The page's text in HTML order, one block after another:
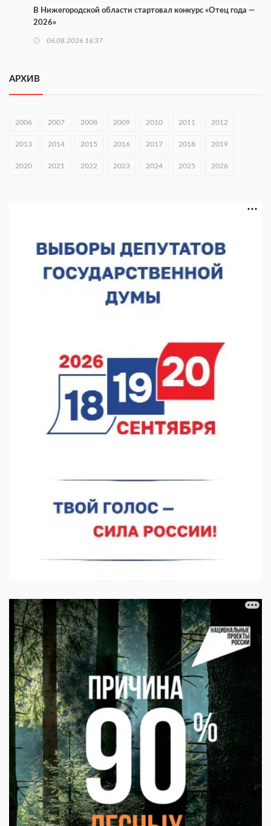
В Нижегородской области стартовал конкурс «Отец года —
2026»
06.08.2026 16:37
раза
06.08.2026 15:26
Видели ночь, бежали всю ночь... На Нижневолжской
набережной прошел необычный забег
Нижегородские хирурги выполнили трансоральную
операцию на щитовидной железе
06.08.2026 15:03
Более 30 нижегородцев прошли обучение для соцконтракта
06.08.2026 14:46
АРХИВ
2006 2007 2008 2009 2010 2011 2012
2013 2014 2015 2016 2017 2018 2019
2020 2021 2022 2023 2024 2025 2026